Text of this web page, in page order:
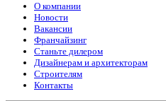
О компании
Новости
Вакансии
Франчайзинг
Станьте дилером
Дизайнерам и архитекторам
Строителям
Контакты